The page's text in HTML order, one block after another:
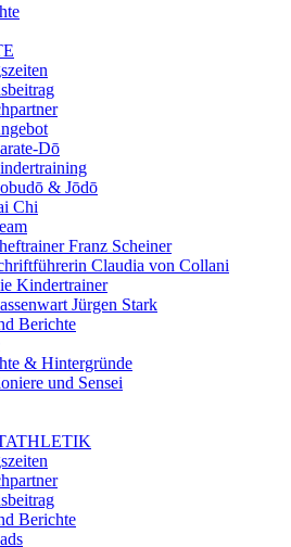
Dō
& Jōdō
Chi
Franz Scheiner
Claudia von Collani
Kindertrainer
Jürgen Stark
Berichte
& Hintergründe
und Sensei
Berichte